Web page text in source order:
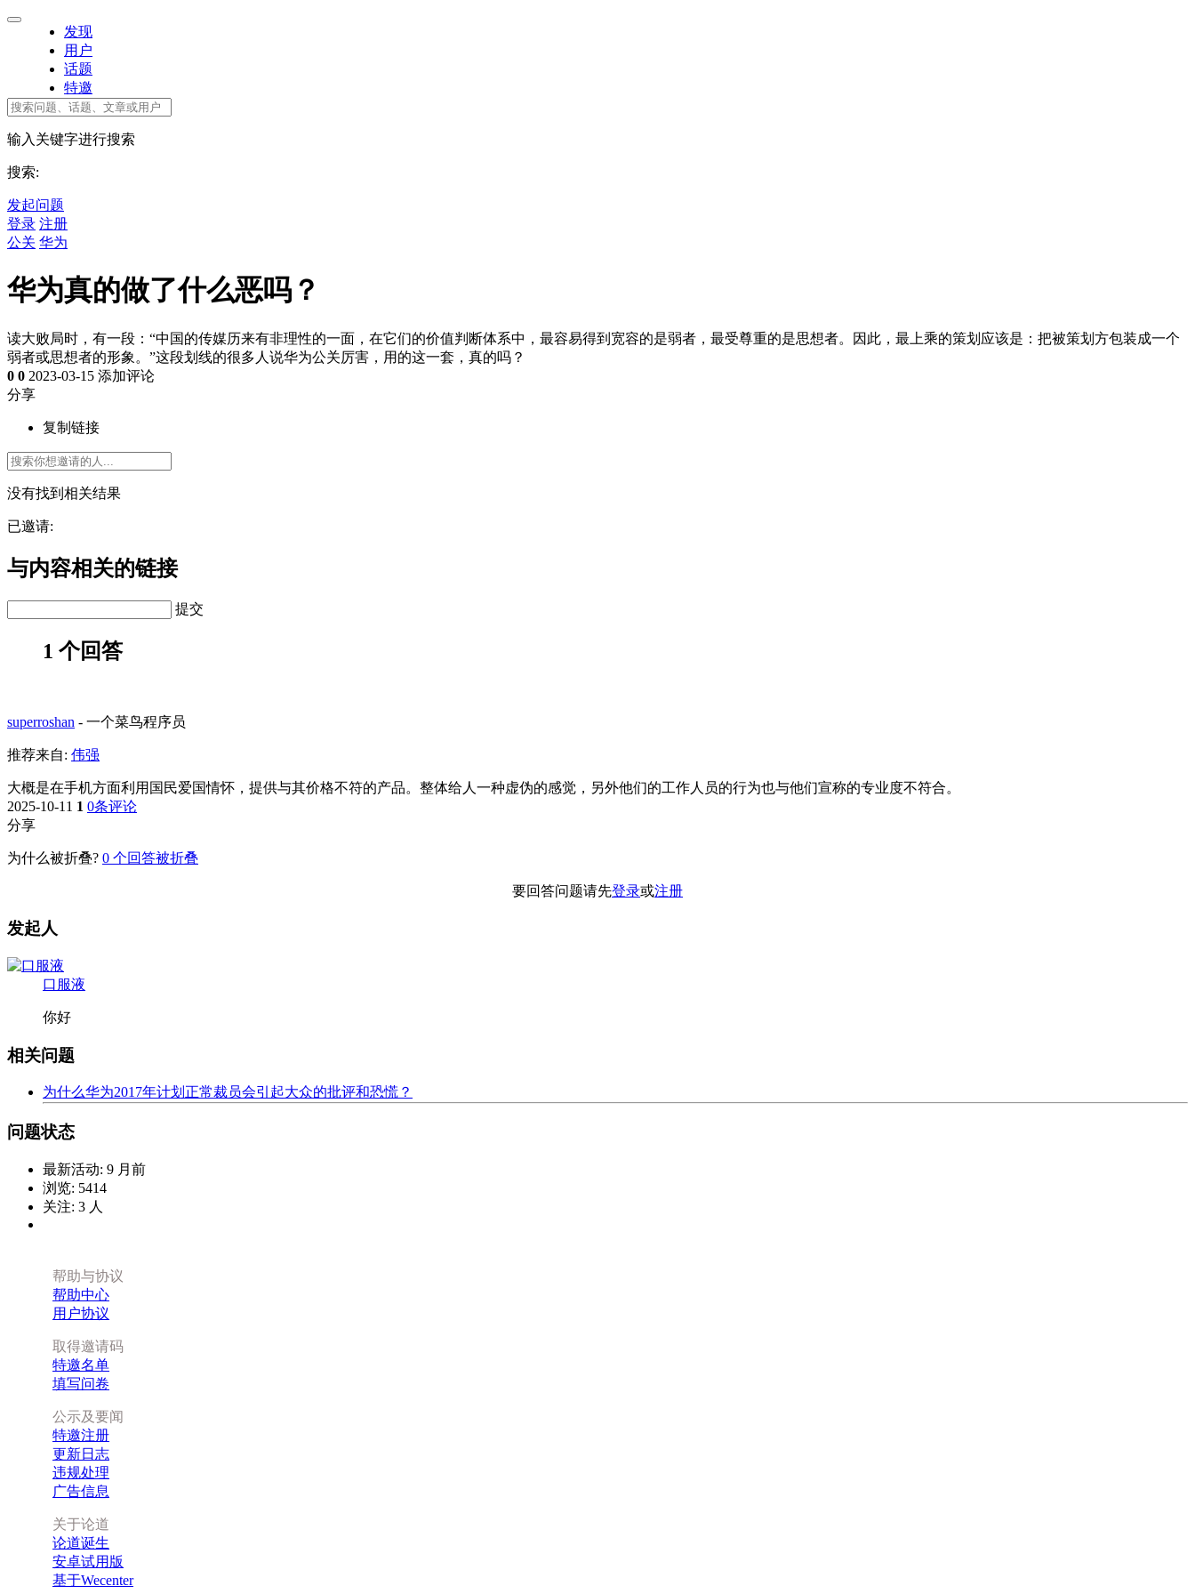
发现
用户
话题
特邀
输入关键字进行搜索
搜索:
发起问题
登录 注册
公关 华为
华为真的做了什么恶吗？
读大败局时，有一段：“中国的传媒历来有非理性的一面，在它们的价值判断体系中，最容易得到宽容的是弱者，最受尊重的是思想者。因此，最上乘的策划应该是：把被策划方包装成一个
弱者或思想者的形象。”这段划线的很多人说华为公关厉害，用的这一套，真的吗？
0 0 2023-03-15 添加评论
分享
复制链接
没有找到相关结果
已邀请:
与内容相关的链接
提交
1 个回答
superroshan - 一个菜鸟程序员
推荐来自: 伟强
大概是在手机方面利用国民爱国情怀，提供与其价格不符的产品。整体给人一种虚伪的感觉，另外他们的工作人员的行为也与他们宣称的专业度不符合。
2025-10-11 1 0条评论
分享
为什么被折叠? 0 个回答被折叠
要回答问题请先登录或注册
发起人
口服液
你好
相关问题
为什么华为2017年计划正常裁员会引起大众的批评和恐慌？
问题状态
最新活动: 9 月前
浏览: 5414
关注: 3 人
帮助与协议
帮助中心
用户协议
取得邀请码
特邀名单
填写问卷
公示及要闻
特邀注册
更新日志
违规处理
广告信息
关于论道
论道诞生
安卓试用版
基于Wecenter